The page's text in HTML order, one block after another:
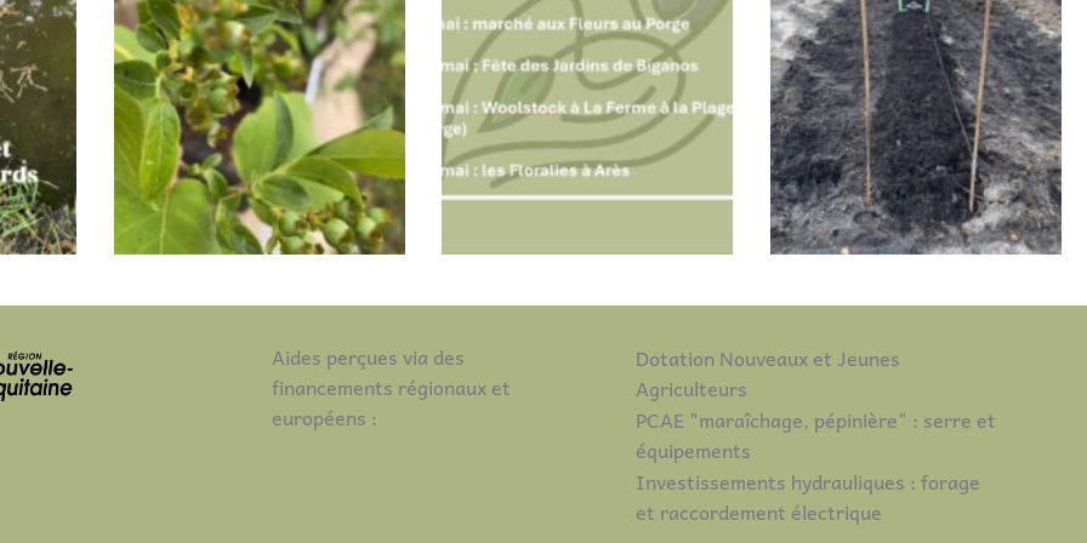
produit
Aides perçues via des
financements régionaux et
européens :
Dotation Nouveaux et Jeunes
Agriculteurs
PCAE "maraîchage, pépinière" : serre et
équipements
Investissements hydrauliques : forage
et raccordement électrique